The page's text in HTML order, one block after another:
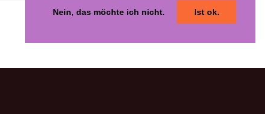
Nein, das möchte ich nicht. Ist ok.